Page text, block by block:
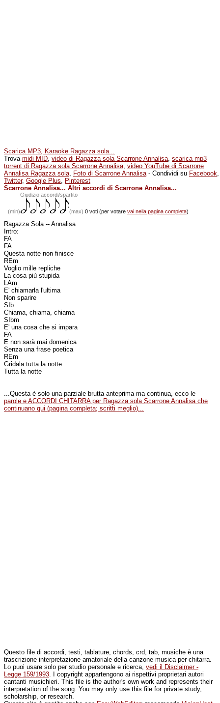
Scarica MP3, Karaoke Ragazza sola...
Trova midi MID, video di Ragazza sola Scarrone Annalisa, scarica mp3
torrent di Ragazza sola Scarrone Annalisa, video YouTube di Scarrone
Annalisa Ragazza sola, Foto di Scarrone Annalisa- Condividi su Facebook,
Twitter, Google Plus, Pinterest
Scarrone Annalisa... Altri accordi di Scarrone Annalisa...
Giudizio accordi/spartito
(min) (max) 0 voti (per votare vai nella pagina completa)
Ragazza Sola -- Annalisa
Intro:
FA
FA
Questa notte non finisce
REm
Voglio mille repliche
La cosa più stupida
LAm
E' chiamarla l'ultima
Non sparire
SIb
Chiama, chiama, chiama
SIbm
E' una cosa che si impara
FA
E non sarà mai domenica
Senza una frase poetica
REm
Gridala tutta la notte
Tutta la notte
...Questa è solo una parziale brutta anteprima ma continua, ecco le
parole e ACCORDI CHITARRA per Ragazza sola Scarrone Annalisa che
continuano qui (pagina completa; scritti meglio)...
Questo file di accordi, testi, tablature, chords, crd, tab, musiche è una
trascrizione interpretazione amatoriale della canzone musica per chitarra.
Lo puoi usare solo per studio personale e ricerca, vedi il Disclaimer -
Legge 159/1993. I copyright appartengono ai rispettivi proprietari autori
cantanti musichieri. This file is the author's own work and represents their
interpretation of the song. You may only use this file for private study,
scholarship, or research.